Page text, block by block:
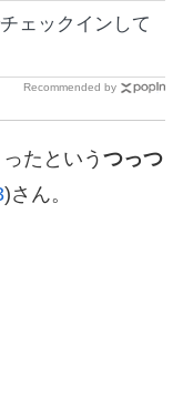
ェックインして
Recommended by
たという つっつ
)さん。